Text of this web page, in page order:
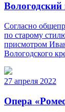
Согласно
по старому
присмотром
Вологодского
27 апреля 2022
Опера